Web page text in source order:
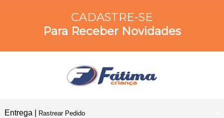
CADASTRE-SE
Para Receber Novidades
Entrega | Rastrear Pedido